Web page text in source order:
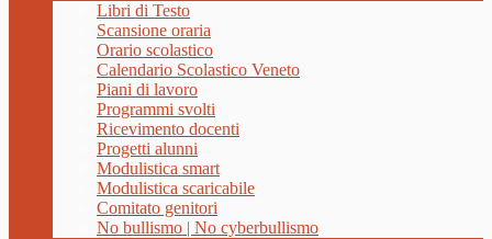
Libri di Testo
Scansione oraria
Orario scolastico
Calendario Scolastico Veneto
Piani di lavoro
Programmi svolti
Ricevimento docenti
Progetti alunni
Modulistica smart
Modulistica scaricabile
Comitato genitori
No bullismo | No cyberbullismo